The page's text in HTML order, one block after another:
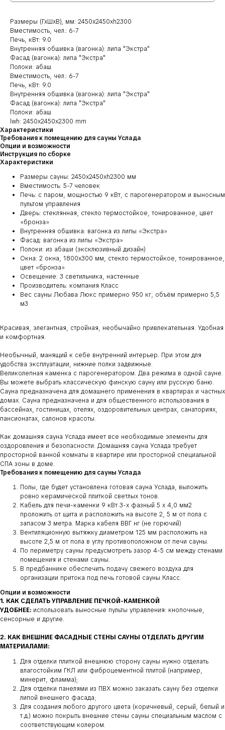
Размеры (ГхШхВ), мм: 2450х2450хh2300
Вместимость, чел.: 6-7
Печь, кВт: 9.0
Внутренняя обшивка (вагонка): липа "Экстра"
Фасад (вагонка): липа "Экстра"
Полоки: абаш
Вместимость, чел.: 6-7
Печь, кВт: 9.0
Внутренняя обшивка (вагонка): липа "Экстра"
Фасад (вагонка): липа "Экстра"
Полоки: абаш
lwh: 2450x2450x2300 mm
Характеристики
Требования к помещению для сауны Услада
Опции и возможности
Инструкция по сборке
Характеристики
Размеры сауны: 2450х2450хh2300 мм
Вместимость: 5-7 человек
Печь: с паром, мощностью 9 кВт, с парогенератором и выносным
пультом управления
Дверь: стеклянная, стекло термостойкое, тонированное, цвет
«бронза»
Внутренняя обшивка: вагонка из липы «Экстра»
Фасад: вагонка из липы «Экстра»
Полоки: из абаши (эксклюзивный дизайн)
Окна: 2 окна, 1800х300 мм, стекло термостойкое, тонированное,
цвет «бронза»
Освещение: 3 светильника, настенные
Производитель: компания Класс
Вес сауны Любава Люкс примерно 950 кг, объём примерно 5,5
м3
Красивая, элегантная, стройная, необычайно привлекательная. Удобная
и комфортная.
Необычный, манящий к себе внутренний интерьер. При этом для
удобства эксплуатации, нижние полки задвижные.
Великолепная каменка с парогенератором. Два режима в одной сауне.
Вы можете выбрать классическую финскую сауну или русскую баню.
Сауна предназначена для домашнего применения в квартирах и частных
домах. Сауна предназначена и для общественного использования в
бассейнах, гостиницах, отелях, оздоровительных центрах, санаториях,
пансионатах, салонов красоты.
Как домашняя сауна Услада имеет все необходимые элементы для
оздоровления и безопасности. Домашняя сауна Услада требует
просторной ванной комнаты в квартире или просторной специальной
СПА зоны в доме.
Требования к помещению для сауны Услада
Полы, где будет установлена готовая сауна Услада, выложить
ровно керамической плиткой светлых тонов.
Кабель для печи-каменки 9 кВт 3-х фазный 5 х 4,0 мм2
проложить от щита и расположить на высоте 2, 5 м от пола с
запасом 3 метра. Марка кабеля ВВГ нг (не горючий)
Вентиляционную вытяжку диаметром 125 мм расположить на
высоте 2,5 м от пола в углу противоположном от печи сауны.
По периметру сауны предусмотреть зазор 4-5 см между стенами
помещения и стенами сауны.
В предбаннике обеспечить подачу свежего воздуха для
организации притока под печь готовой сауны Класс.
Опции и возможности
1. КАК СДЕЛАТЬ УПРАВЛЕНИЕ ПЕЧКОЙ-КАМЕНКОЙ
УДОБНЕЕ: использовать выносные пульты управления: кнопочные,
сенсорные и другие.
2. КАК ВНЕШНИЕ ФАСАДНЫЕ СТЕНЫ САУНЫ ОТДЕЛАТЬ ДРУГИМ
МАТЕРИАЛАМИ:
Для отделки плиткой внешнюю сторону сауны нужно отделать
влагостойким ГКЛ или фиброцементной плитой (например,
минерит, фламма);
Для отделки панелями из ПВХ можно заказать сауну без отделки
липой внешнего фасада;
Для создания любого другого цвета (коричневый, серый, белый и
т.д.) можно покрыть внешние стены сауны специальным маслом с
соответствующим колером.